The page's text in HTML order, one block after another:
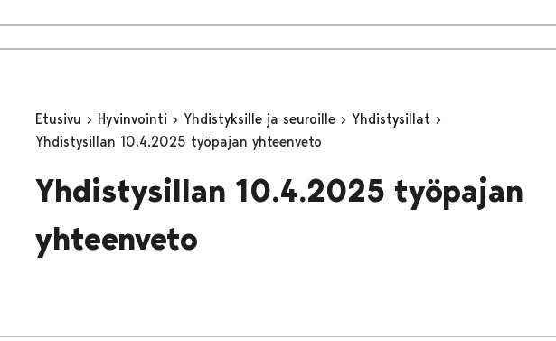
Etusivu Hyvinvointi Yhdistyksille ja seuroille
Yhdistysillat
Yhdistysillan 10.4.2025 työpajan yhteenveto
Yhdistysillan 10.4.2025 työpajan
yhteenveto